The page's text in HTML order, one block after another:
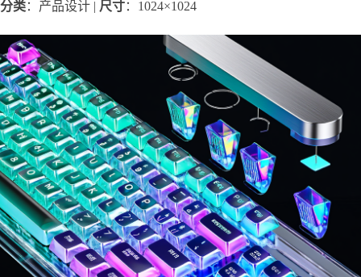
分类：产品设计 | 尺寸：1024×1024